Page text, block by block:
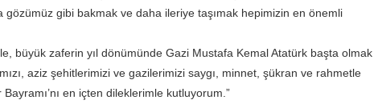
gözümüz gibi bakmak ve daha ileriye taşımak hepimizin en önemli
büyük zaferin yıl dönümünde Gazi Mustafa Kemal Atatürk başta olmak
aziz şehitlerimizi ve gazilerimizi saygı, minnet, şükran ve rahmetle
en içten dileklerimle kutluyorum.”